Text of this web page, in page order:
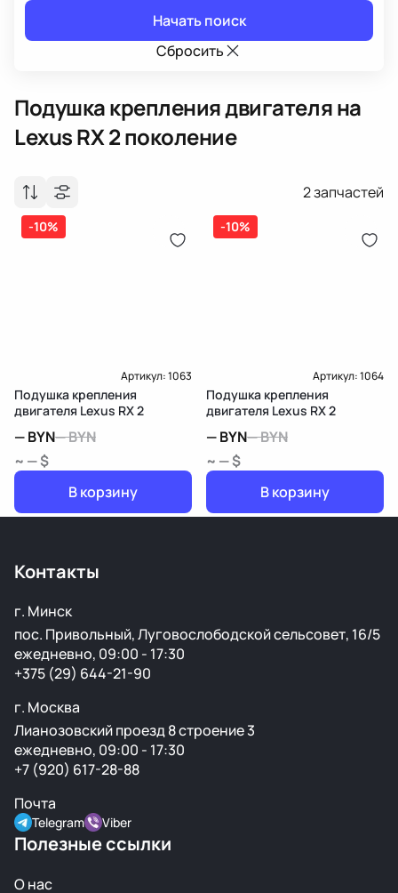
Начать поиск
Сбросить
Подушка крепления двигателяна
Lexus RX 2 поколение
2запчастей
-10%
Артикул:1063
Подушка крепления
двигателя Lexus RX 2
—BYN—BYN
~ — $
В корзину
-10%
Артикул:1064
Подушка крепления
двигателя Lexus RX 2
—BYN—BYN
~ — $
В корзину
Контакты
г. Минск
пос. Привольный, Луговослободской сельсовет, 16/5
ежедневно, 09:00 - 17:30
+375 (29) 644-21-90
г. Москва
Лианозовский проезд 8 строение 3
ежедневно, 09:00 - 17:30
+7 (920) 617-28-88
Почта
Telegram Viber
Полезные ссылки
О нас